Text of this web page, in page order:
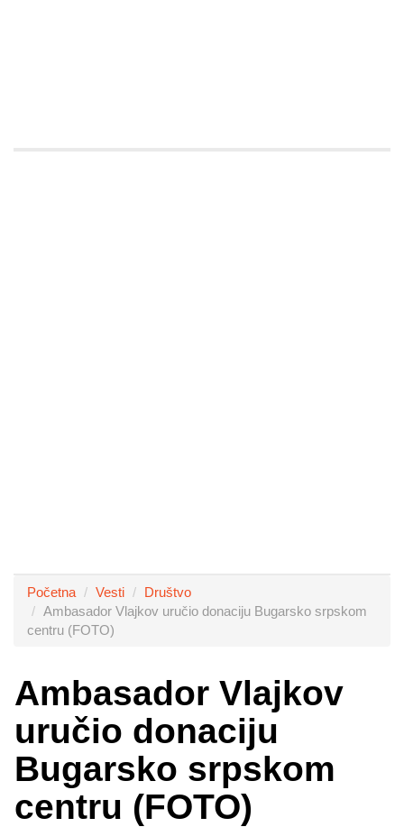
Početna Vesti
Društvo
Ambasador Vlajkov uručio donaciju Bugarsko srpskom
centru (FOTO)
Ambasador Vlajkov
uručio donaciju
Bugarsko srpskom
centru (FOTO)